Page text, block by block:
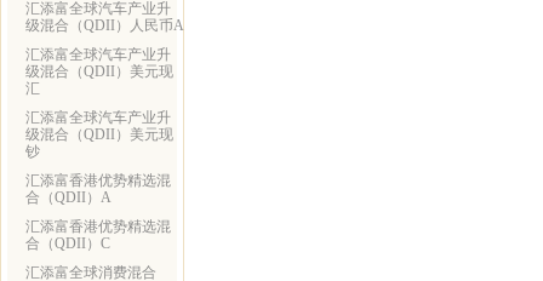
汇添富全球汽车产业升
级混合（QDII）人民币A
汇添富全球汽车产业升
级混合（QDII）美元现
汇
汇添富全球汽车产业升
级混合（QDII）美元现
钞
汇添富香港优势精选混
合（QDII）A
汇添富香港优势精选混
合（QDII）C
汇添富全球消费混合